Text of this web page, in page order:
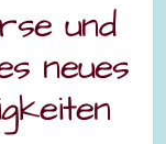
und
neues